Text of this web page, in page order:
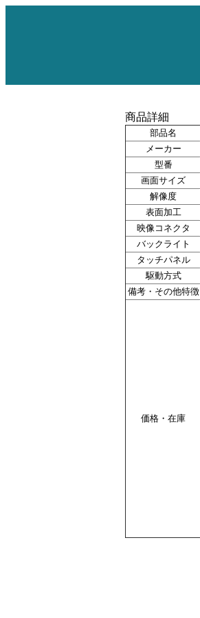
商品詳細
部品名
メーカー
型番
画面サイズ
解像度
表面加工
映像コネクタ
バックライト
タッチパネル
駆動方式
備考・その他特徴
価格・在庫